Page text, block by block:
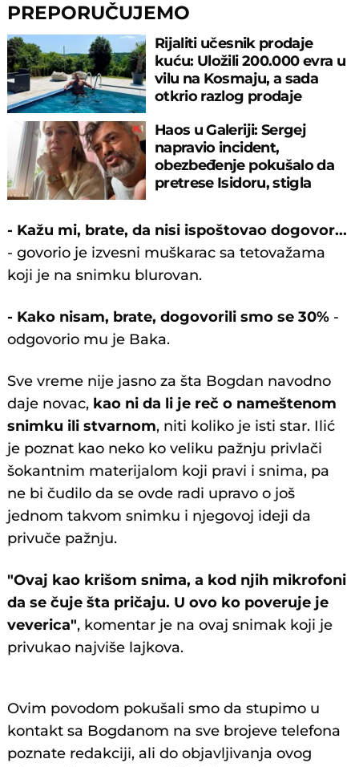
PREPORUČUJEMO
Rijaliti učesnik prodaje
kuću: Uložili 200.000 evra u
vilu na Kosmaju, a sada
otkrio razlog prodaje
Haos u Galeriji: Sergej
napravio incident,
obezbeđenje pokušalo da
pretrese Isidoru, stigla
- Kažu mi, brate, da nisi ispoštovao dogovor...
- govorio je izvesni muškarac sa tetovažama
koji je na snimku blurovan.
- Kako nisam, brate, dogovorili smo se 30% -
odgovorio mu je Baka.
Sve vreme nije jasno za šta Bogdan navodno
daje novac, kao ni da li je reč o nameštenom
snimku ili stvarnom, niti koliko je isti star. Ilić
je poznat kao neko ko veliku pažnju privlači
šokantnim materijalom koji pravi i snima, pa
ne bi čudilo da se ovde radi upravo o još
jednom takvom snimku i njegovoj ideji da
privuče pažnju.
"Ovaj kao krišom snima, a kod njih mikrofoni
da se čuje šta pričaju. U ovo ko poveruje je
veverica", komentar je na ovaj snimak koji je
privukao najviše lajkova.
sound - keham
Ovim povodom pokušali smo da stupimo u
kontakt sa Bogdanom na sve brojeve telefona
poznate redakciji, ali do objavljivanja ovog